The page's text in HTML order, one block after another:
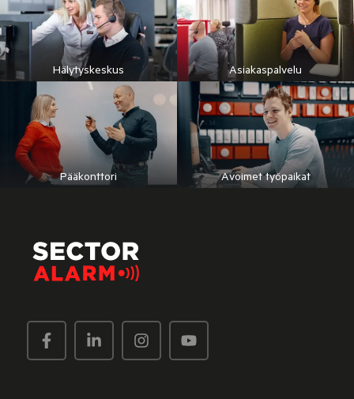
Hälytyskeskus Asiakaspalvelu
Pääkonttori Avoimet työpaikat